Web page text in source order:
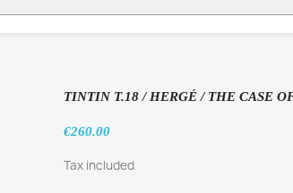
TINTIN T.18 / HERGÉ / THE CASE
€260.00
Tax included